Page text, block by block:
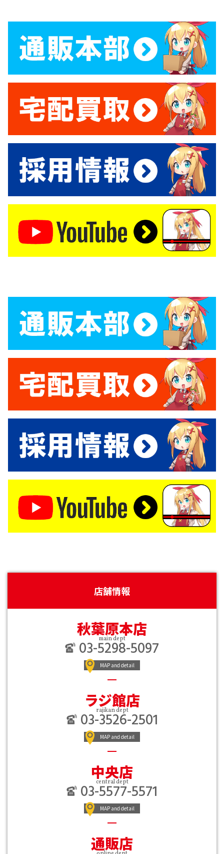
店舗情報
秋葉原本店
main dept
03-5298-5097
MAP and detail
ラジ館店
rajikan dept
03-3526-2501
MAP and detail
中央店
central dept
03-5577-5571
MAP and detail
通販店